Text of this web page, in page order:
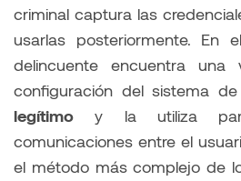
criminal captura las
usarlas posteriormente. En
delincuente encuentra una
configuración del sistema
legítimo y la utiliza
comunicaciones entre el
el método más complejo de